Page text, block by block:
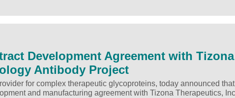
Development Agreement with Tizona
Antibody Project
for complex therapeutic glycoproteins, today announced
and manufacturing agreement with Tizona Therapeutics,